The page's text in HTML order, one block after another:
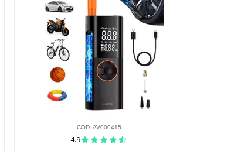
COD. AV000415
4.9